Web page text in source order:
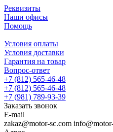
Реквизиты
Наши офисы
Помощь
Условия оплаты
Условия доставки
Гарантия на товар
Вопрос-ответ
+7 (812) 565-46-48
+7 (812) 565-46-48
+7 (981) 789-93-39
Заказать звонок
E-mail
zakaz@motor-sc.com